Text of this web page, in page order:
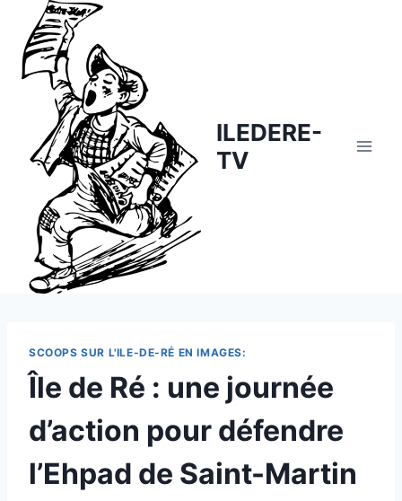
content
ILEDERE-
TV
SCOOPS SUR L'ILE-DE-RÉ EN IMAGES:
Île de Ré : une journée
d’action pour défendre
l’Ehpad de Saint-Martin